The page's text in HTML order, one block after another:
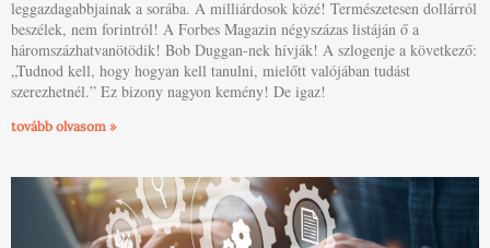
leggazdagabbjainak a sorába. A milliárdosok közé! Természetesen dollárról
beszélek, nem forintról! A Forbes Magazin négyszázas listáján ő a
háromszázhatvanötödik! Bob Duggan-nek hívják! A szlogenje a következő:
„Tudnod kell, hogy hogyan kell tanulni, mielőtt valójában tudást
szerezhetnél.” Ez bizony nagyon kemény! De igaz!
tovább olvasom »